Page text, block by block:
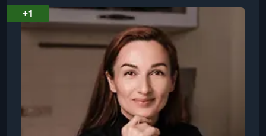
стал узнаваемой составляющей премиальных
поздравлений и гастрономических подарков.
+1